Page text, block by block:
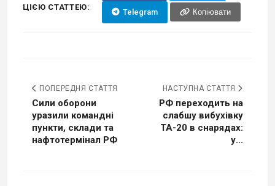
ЦІЄЮ СТАТТЕЮ:
Telegram Копіювати
ПОПЕРЕДНЯ СТАТТЯ
Сили оборони
уразили командні
пункти, склади та
нафтотермінал РФ
НАСТУПНА СТАТТЯ
РФ переходить на
слабшу вибухівку
ТА-20 в снарядах:
у...